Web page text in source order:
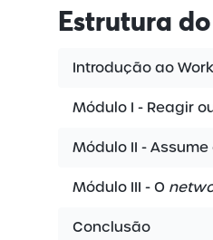
Estrutura
Introdução ao
Módulo I - Reagir
Módulo II -
Módulo III - O
Conclusão